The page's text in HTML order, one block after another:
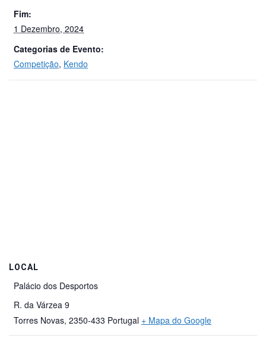
Fim:
1 Dezembro, 2024
Categorias de Evento:
Competição, Kendo
LOCAL
Palácio dos Desportos
R. da Várzea 9
Torres Novas, 2350-433 Portugal + Mapa do Google